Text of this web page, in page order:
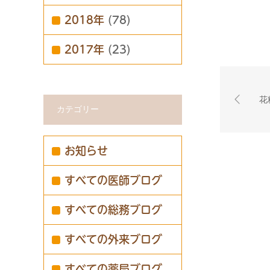
花
2018年 (78)
2017年 (23)
カテゴリー
お知らせ
すべての医師ブログ
すべての総務ブログ
すべての外来ブログ